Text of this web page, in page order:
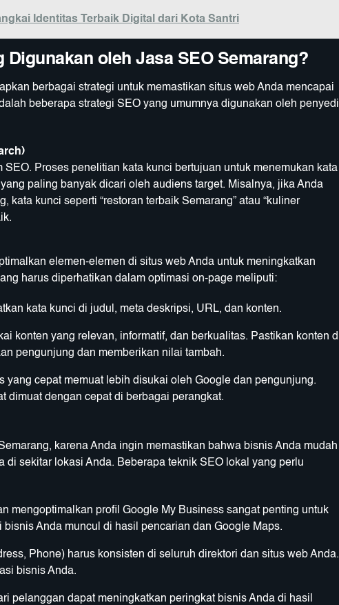
Identitas Terbaik Digital dari Kota Santri
Digunakan oleh Jasa SEO Semarang?
berbagai strategi untuk memastikan situs web Anda mencapai
beberapa strategi SEO yang umumnya digunakan oleh
Proses penelitian kata kunci bertujuan untuk menemukan kata
paling banyak dicari oleh audiens target. Misalnya, jika Anda
kata kunci seperti “restoran terbaik Semarang” atau “kuliner
elemen-elemen di situs web Anda untuk meningkatkan
harus diperhatikan dalam optimasi on-page meliputi:
kata kunci di judul, meta deskripsi, URL, dan konten.
konten yang relevan, informatif, dan berkualitas. Pastikan konten
pengunjung dan memberikan nilai tambah.
yang cepat memuat lebih disukai oleh Google dan pengunjung.
dimuat dengan cepat di berbagai perangkat.
karena Anda ingin memastikan bahwa bisnis Anda mudah
di sekitar lokasi Anda. Beberapa teknik SEO lokal yang perlu
mengoptimalkan profil Google My Business sangat penting untuk
Anda muncul di hasil pencarian dan Google Maps.
Phone) harus konsisten di seluruh direktori dan situs web Anda.
bisnis Anda.
pelanggan dapat meningkatkan peringkat bisnis Anda di hasil